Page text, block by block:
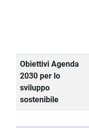
Obiettivi Agenda
2030 per lo
sviluppo
sostenibile